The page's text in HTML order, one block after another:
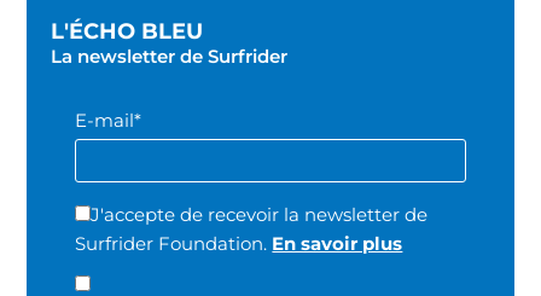
L'ÉCHO BLEU
La newsletter de Surfrider
E-mail*
J'accepte de recevoir la newsletter de
Surfrider Foundation. En savoir plus